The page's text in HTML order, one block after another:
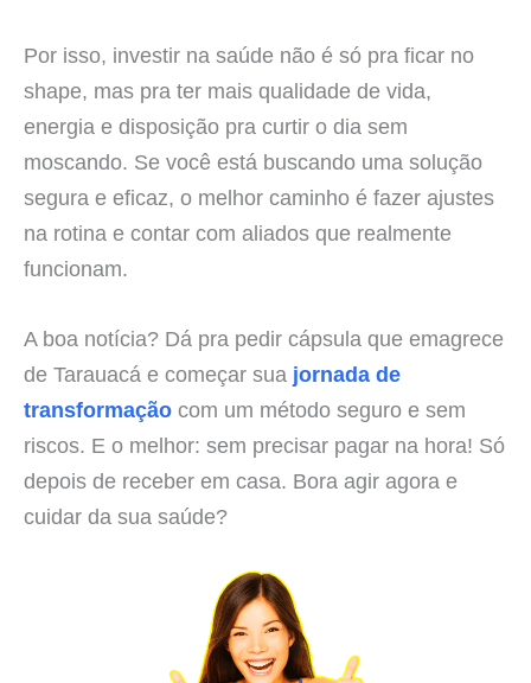
Por isso, investir na saúde não é só pra ficar no
shape, mas pra ter mais qualidade de vida,
energia e disposição pra curtir o dia sem
moscando. Se você está buscando uma solução
segura e eficaz, o melhor caminho é fazer ajustes
na rotina e contar com aliados que realmente
funcionam.
A boa notícia? Dá pra pedir cápsula que emagrece
de Tarauacá e começar sua jornada de
transformação com um método seguro e sem
riscos. E o melhor: sem precisar pagar na hora! Só
depois de receber em casa. Bora agir agora e
cuidar da sua saúde?